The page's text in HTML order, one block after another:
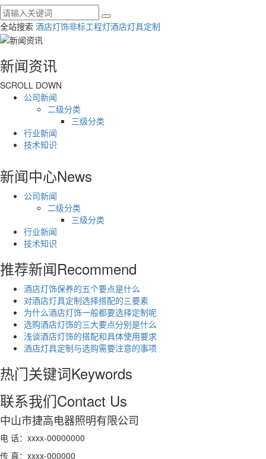
全站搜索 酒店灯饰非标工程灯酒店灯具定制
新闻资讯
SCROLL DOWN
公司新闻
二级分类
三级分类
行业新闻
技术知识
新闻中心News
公司新闻
二级分类
三级分类
行业新闻
技术知识
推荐新闻Recommend
酒店灯饰保养的五个要点是什么
对酒店灯具定制选择搭配的三要素
为什么酒店灯饰一般都要选择定制呢
选购酒店灯饰的三大要点分别是什么
浅谈酒店灯饰的搭配和具体使用要求
酒店灯具定制与选购需要注意的事项
热门关键词Keywords
联系我们Contact Us
中山市捷高电器照明有限公司
电 话：xxxx-00000000
传 真：xxxx-000000